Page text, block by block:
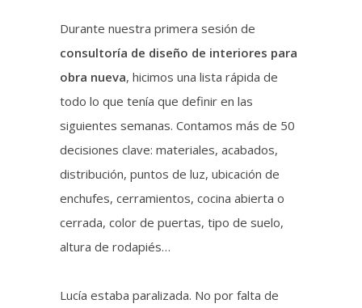
Durante nuestra primera sesión de
consultoría de diseño de interiores para
obra nueva, hicimos una lista rápida de
todo lo que tenía que definir en las
siguientes semanas. Contamos más de 50
decisiones clave: materiales, acabados,
distribución, puntos de luz, ubicación de
enchufes, cerramientos, cocina abierta o
cerrada, color de puertas, tipo de suelo,
altura de rodapiés…
Lucía estaba paralizada. No por falta de